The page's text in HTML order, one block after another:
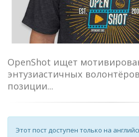
OpenShot ищет
энтузиастичных
позиции...
Этот пост доступен только на